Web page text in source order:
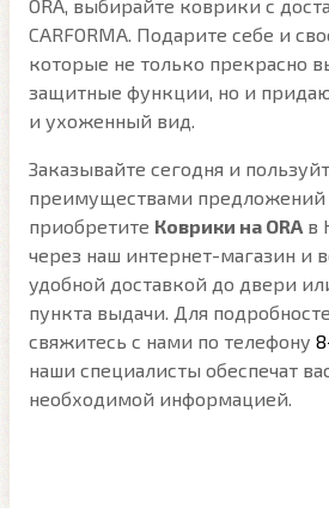
ORA, выбирайте коврики с
CARFORMA. Подарите себе и
которые не только прекрасно
защитные функции, но и
и ухоженный вид.
Заказывайте сегодня и
преимуществами предложений
приобретите Коврики на ORA в
через наш интернет-магазин и
удобной доставкой до двери
пункта выдачи. Для
свяжитесь с нами по телефону
наши специалисты обеспечат
необходимой информацией.